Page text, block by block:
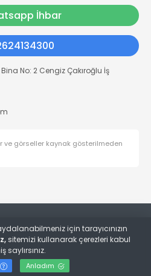
İhbar
No: 2 Cengiz Çakıroğlu İş
ve görseller kaynak gösterilmeden
için tarayıcınızın
sitemizi kullanarak çerezleri kabul
saylırsınız.
Anladım